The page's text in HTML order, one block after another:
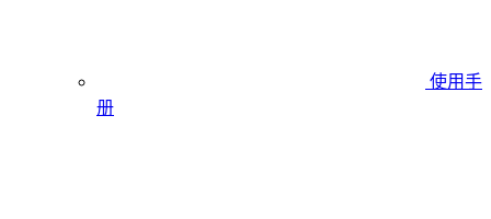
使用手
册